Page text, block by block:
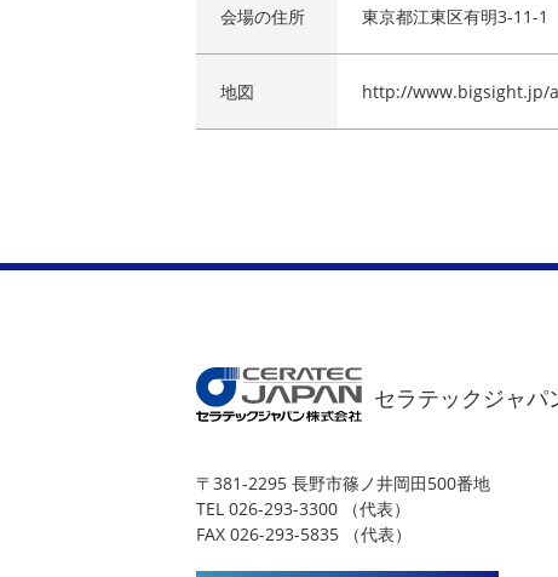
会場の住所 東京都江東区有明3-11-1
地図 http://www.bigsight.jp/
セラテックジャパ
〒381-2295 長野市篠ノ井岡田500番地
TEL 026-293-3300 （代表）
FAX 026-293-5835 （代表）